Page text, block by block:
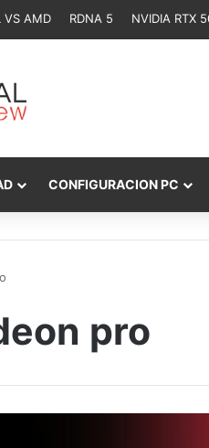
VS AMD RDNA 5 NVIDIA RTX
CONFIGURACION PC
pro